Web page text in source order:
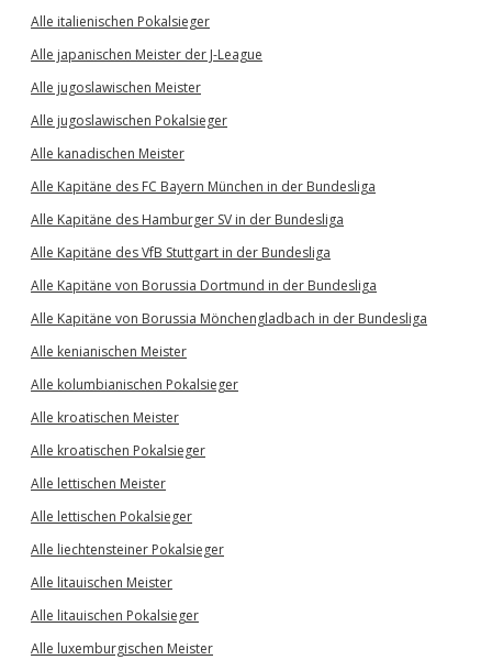
Alle italienischen Pokalsieger
Alle japanischen Meister der J-League
Alle jugoslawischen Meister
Alle jugoslawischen Pokalsieger
Alle kanadischen Meister
Alle Kapitäne des FC Bayern München in der Bundesliga
Alle Kapitäne des Hamburger SV in der Bundesliga
Alle Kapitäne des VfB Stuttgart in der Bundesliga
Alle Kapitäne von Borussia Dortmund in der Bundesliga
Alle Kapitäne von Borussia Mönchengladbach in der Bundesliga
Alle kenianischen Meister
Alle kolumbianischen Pokalsieger
Alle kroatischen Meister
Alle kroatischen Pokalsieger
Alle lettischen Meister
Alle lettischen Pokalsieger
Alle liechtensteiner Pokalsieger
Alle litauischen Meister
Alle litauischen Pokalsieger
Alle luxemburgischen Meister